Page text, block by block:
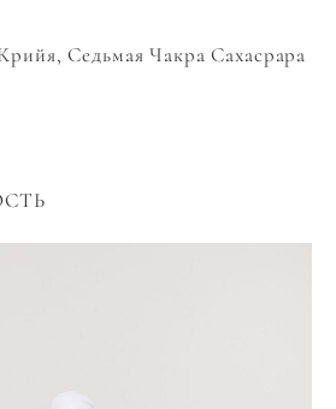
Седьмая Чакра Сахасрара